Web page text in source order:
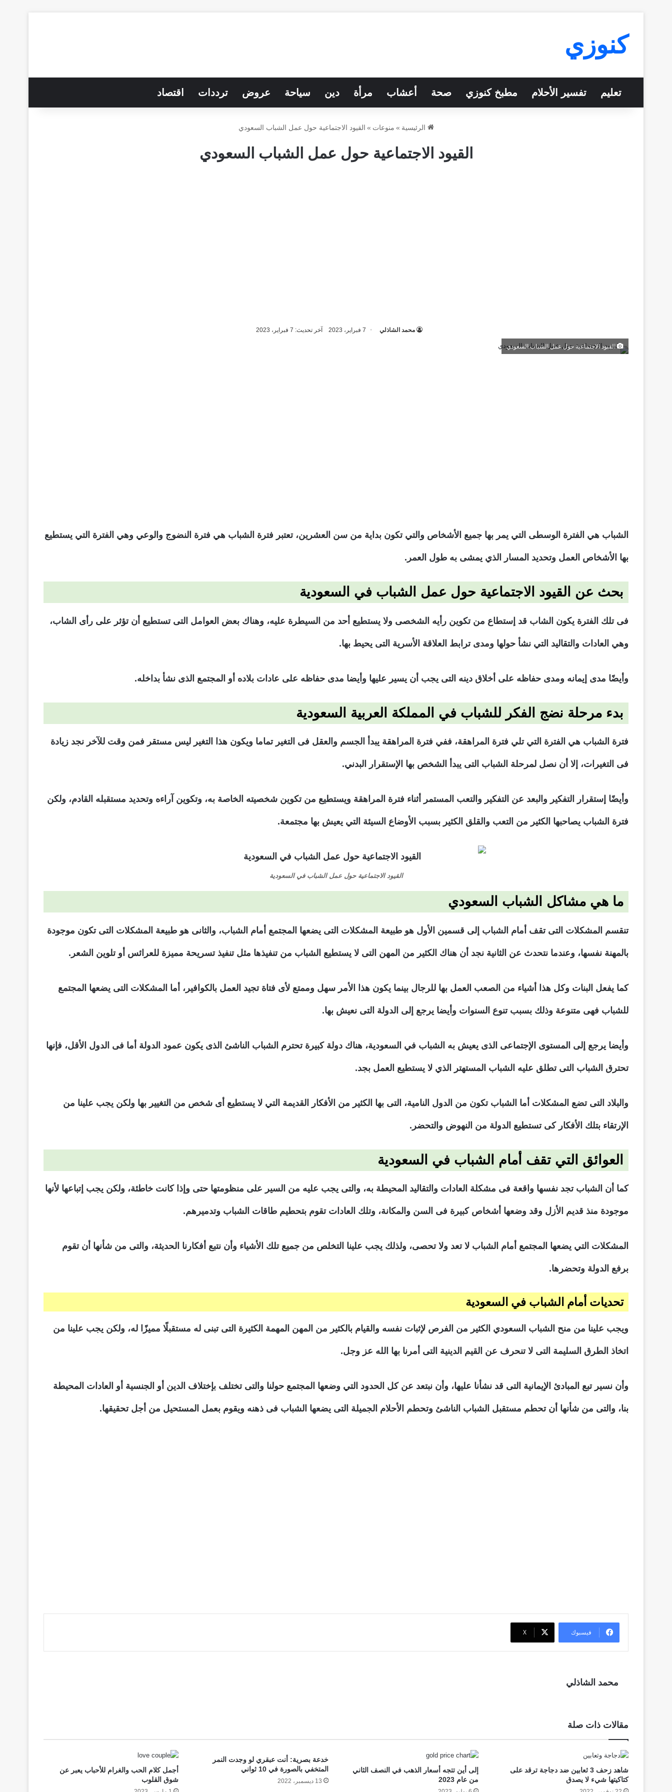
كنوزي
تعليم تفسير الأحلام مطبخ كنوزي صحة أعشاب مرأة دين سياحة عروض ترددات اقتصاد
الرئيسية » منوعات » القيود الاجتماعية حول عمل الشباب السعودي
القيود الاجتماعية حول عمل الشباب السعودي
محمد الشاذلي 7 فبراير، 2023 آخر تحديث: 7 فبراير، 2023
القيود الاجتماعية حول عمل الشباب السعودي
الشباب هي الفترة الوسطى التي يمر بها جميع الأشخاص والتي تكون بداية من سن العشرين، تعتبر فترة الشباب هي فترة النضوج والوعي وهي الفترة التي يستطيع
بها الأشخاص العمل وتحديد المسار الذي يمشى به طول العمر.
بحث عن القيود الاجتماعية حول عمل الشباب في السعودية
فى تلك الفترة يكون الشاب قد إستطاع من تكوين رأيه الشخصى ولا يستطيع أحد من السيطرة عليه، وهناك بعض العوامل التى تستطيع أن تؤثر على رأى الشاب،
وهي العادات والتقاليد التي نشأ حولها ومدى ترابط العلاقة الأسرية التى يحيط بها.
وأيضًا مدى إيمانه ومدى حفاظه على أخلاق دينه التى يجب أن يسير عليها وأيضا مدى حفاظه على عادات بلاده أو المجتمع الذى نشأ بداخله.
بدء مرحلة نضج الفكر للشباب في المملكة العربية السعودية
فترة الشباب هي الفترة التي تلي فترة المراهقة، ففي فترة المراهقة يبدأ الجسم والعقل فى التغير تماما ويكون هذا التغير ليس مستقر فمن وقت للآخر نجد زيادة
فى التغيرات، إلا أن نصل لمرحلة الشباب التى يبدأ الشخص بها الإستقرار البدني.
وأيضًا إستقرار التفكير والبعد عن التفكير والتعب المستمر أثناء فترة المراهقة ويستطيع من تكوين شخصيته الخاصة به، وتكوين آراءه وتحديد مستقبله القادم، ولكن
فترة الشباب يصاحبها الكثير من التعب والقلق الكثير بسبب الأوضاع السيئة التي يعيش بها مجتمعة.
القيود الاجتماعية حول عمل الشباب في السعودية
ما هي مشاكل الشباب السعودي
تنقسم المشكلات التى تقف أمام الشباب إلى قسمين الأول هو طبيعة المشكلات التى يضعها المجتمع أمام الشباب، والثانى هو طبيعة المشكلات التى تكون موجودة
بالمهنة نفسها، وعندما نتحدث عن الثانية نجد أن هناك الكثير من المهن التى لا يستطيع الشباب من تنفيذها مثل تنفيذ تسريحة مميزة للعرائس أو تلوين الشعر.
كما يفعل البنات وكل هذا أشياء من الصعب العمل بها للرجال بينما يكون هذا الأمر سهل وممتع لأى فتاة تجيد العمل بالكوافير، أما المشكلات التى يضعها المجتمع
للشباب فهى متنوعة وذلك بسبب تنوع السنوات وأيضا يرجع إلى الدولة التى نعيش بها.
وأيضا يرجع إلى المستوى الإجتماعى الذى يعيش به الشباب في السعودية، هناك دولة كبيرة تحترم الشباب الناشئ الذى يكون عمود الدولة أما فى الدول الأقل، فإنها
تحترق الشباب التى تطلق عليه الشباب المستهتر الذي لا يستطيع العمل بجد.
والبلاد التى تضع المشكلات أما الشباب تكون من الدول النامية، التى بها الكثير من الأفكار القديمة التي لا يستطيع أى شخص من التغيير بها ولكن يجب علينا من
الإرتقاء بتلك الأفكار كى تستطيع الدولة من النهوض والتحضر.
العوائق التي تقف أمام الشباب في السعودية
كما أن الشباب تجد نفسها واقعة فى مشكلة العادات والتقاليد المحيطة به، والتى يجب عليه من السير على منظومتها حتى وإذا كانت خاطئة، ولكن يجب إتباعها لأنها
موجودة منذ قديم الأزل وقد وضعها أشخاص كبيرة فى السن والمكانة، وتلك العادات تقوم بتحطيم طاقات الشباب وتدميرهم.
المشكلات التي يضعها المجتمع أمام الشباب لا تعد ولا تحصى، ولذلك يجب علينا التخلص من جميع تلك الأشياء وأن نتبع أفكارنا الحديثة، والتى من شأنها أن تقوم
برفع الدولة وتحضرها.
تحديات أمام الشباب في السعودية
ويجب علينا من منح الشباب السعودي الكثير من الفرص لإثبات نفسه والقيام بالكثير من المهن المهمة الكثيرة التى تبنى له مستقبلًا مميزًا له، ولكن يجب علينا من
اتخاذ الطرق السليمة التى لا تنحرف عن القيم الدينية التى أمرنا بها الله عز وجل.
وأن نسير تبع المبادئ الإيمانية التى قد نشأنا عليها، وأن نبتعد عن كل الحدود التي وضعها المجتمع حولنا والتى تختلف بإختلاف الدين أو الجنسية أو العادات المحيطة
بنا، والتى من شأنها أن تحطم مستقبل الشباب الناشئ وتحطم الأحلام الجميلة التى يضعها الشباب فى ذهنه ويقوم بعمل المستحيل من أجل تحقيقها.
فيسبوك ‫X
محمد الشاذلي
مقالات ذات صلة
شاهد زحف 3 ثعابين ضد دجاجة ترقد على
كتاكيتها شيء لا يصدق
إلى أين تتجه أسعار الذهب في النصف الثاني
من عام 2023
خدعة بصرية: أنت عبقري لو وجدت النمر
المتخفي بالصورة في 10 ثواني
13 ديسمبر، 2022
أجمل كلام الحب والغرام للأحباب يعبر عن
شوق القلوب